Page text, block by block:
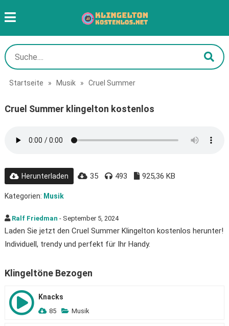
Startseite » Musik » Cruel Summer
Cruel Summer klingelton kostenlos
Herunterladen 35 493 925,36 KB
Kategorien: Musik
Ralf Friedman - September 5, 2024
Laden Sie jetzt den Cruel Summer Klingelton kostenlos herunter!
Individuell, trendy und perfekt für Ihr Handy.
Klingeltöne Bezogen
Knacks
85 Musik